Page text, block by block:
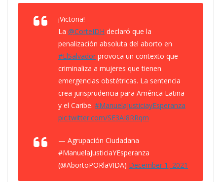
¡Victoria!
La @CorteIDH declaró que la
penalización absoluta del aborto en
#ElSalvador provoca un contexto que
criminaliza a mujeres que tienen
emergencias obstétricas. La sentencia
crea jurisprudencia para América Latina
y el Caribe. #ManuelaJusticiayEsperanza
pic.twitter.com/SE3AI8RRqm
— Agrupación Ciudadana
#ManuelaJusticiaYEsperanza
(@AbortoPORlaVIDA) December 1, 2021